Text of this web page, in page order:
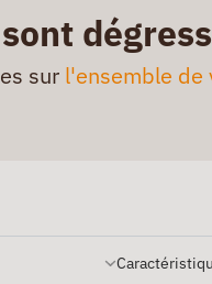
sur l'ensemble de